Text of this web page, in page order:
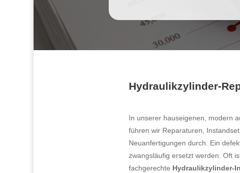
Hydraulikzylinder-
In unserer hauseigenen, modern
führen wir Reparaturen,
Neuanfertigungen durch. Ein
zwangsläufig ersetzt werden. Oft
fachgerechte Hydraulikzylinder-